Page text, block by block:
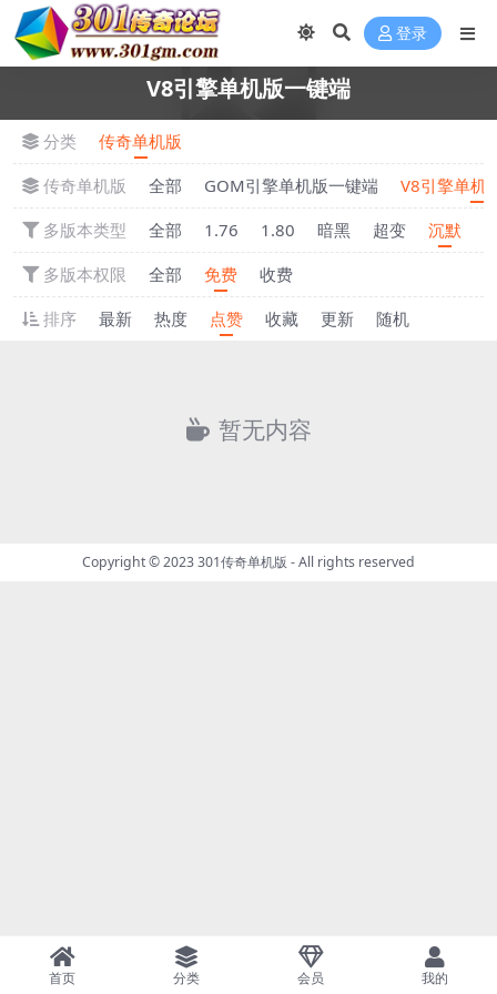
登录
V8引擎单机版一键端
分类
传奇单机版
传奇单机版
全部 GOM引擎单机版一键端
V8引擎单机
多版本类型
全部 1.76 1.80 暗黑 超变 沉默
多版本权限
全部 免费
收费
排序
最新 热度 点赞 收藏 更新 随机
暂无内容
Copyright © 2023301传奇单机版 - All rights reserved
首页 分类 会员 我的